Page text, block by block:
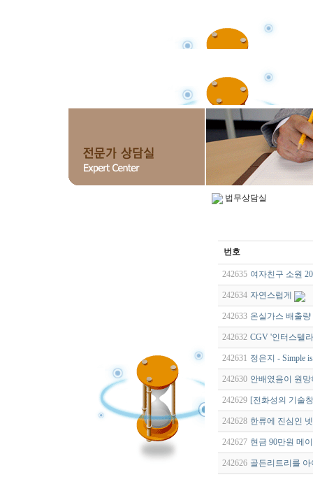
법무상담실
번호
242635 여자친구 소원
242634 자연스럽게
242633 온실가스 배출
242632 CGV '인터스텔
242631 정은지 - Simple
242630 안배였음이 원망
242629 [전화성의 기술
242628 한류에 진심인
242627 현금 90만원 메
242626 골든리트리를